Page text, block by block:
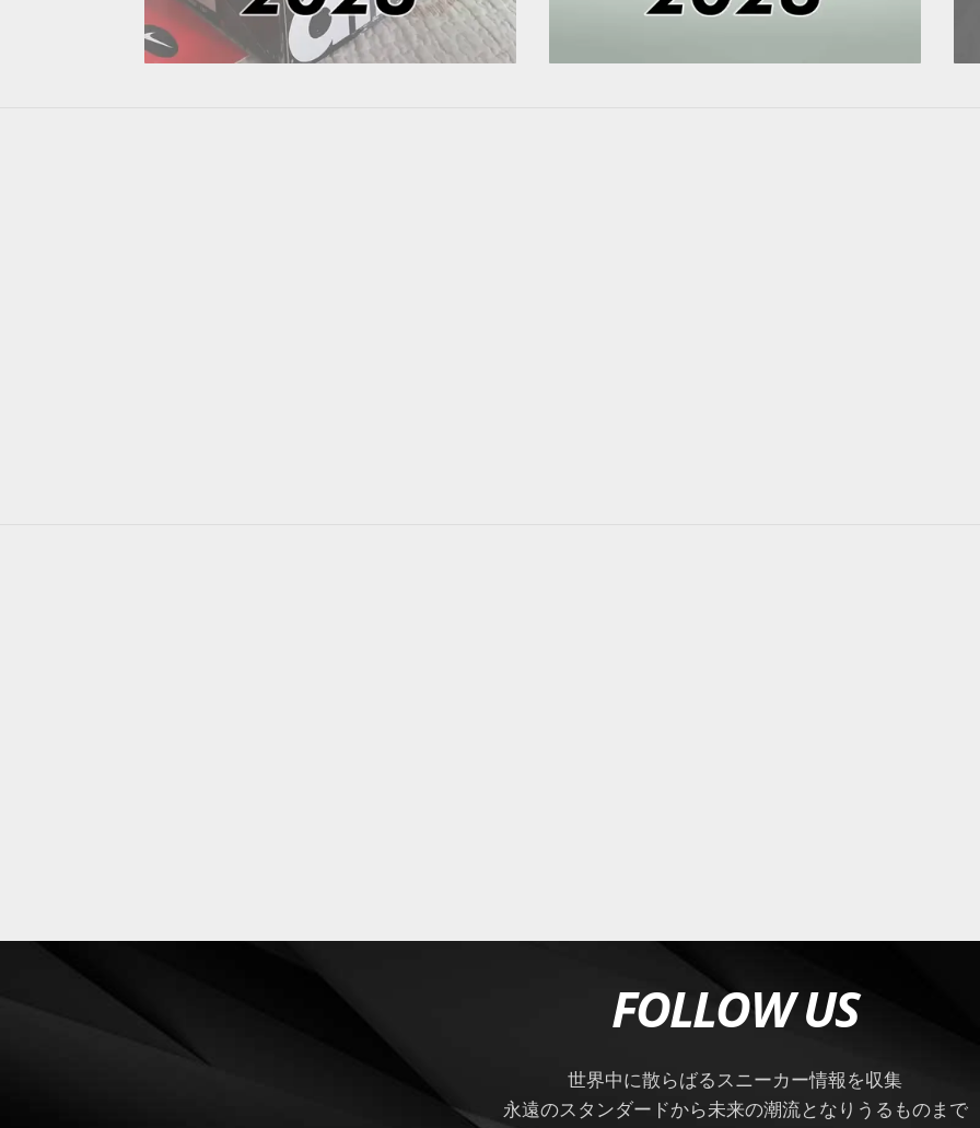
FOLLOW US
世界中に散らばるスニーカー情報を収集
永遠のスタンダードから未来の潮流となりうるものまで